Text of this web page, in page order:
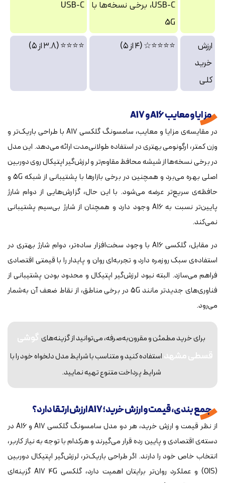
USB-C، برخی نسخه‌ها با
5G
USB-C
ارزش
خرید
کلی
⭐⭐⭐⭐☆ (۴ از ۵) ⭐⭐⭐⭐ (۳.۸ از ۵)
مزایا و معایب A16 و A17
در مقایسه‌ی مزایا و معایب، سامسونگ گلکسی A17 با طراحی باریک‌تر و
وزن کمتر، ارگونومی بهتری در استفاده طولانی‌مدت ارائه می‌دهد. این مدل
در برخی نسخه‌ها از شیشه محافظ مقاوم‌تر و لرزش‌گیر اپتیکال روی دوربین
اصلی بهره می‌برد و همچنین در برخی بازارها با پشتیبانی از شبکه 5G و
حافظه‌ی سریع‌تر عرضه می‌شود. با این حال، گزارش‌هایی از دوام شارژ
پایین‌تر نسبت به A16 وجود دارد و همچنان از شارژ بی‌سیم پشتیبانی
نمی‌کند.
در مقابل، گلکسی A16 با وجود سخت‌افزار ساده‌تر، دوام شارژ بهتری در
استفاده‌ی سبک روزمره دارد و تجربه‌ای روان و پایدار را با قیمتی اقتصادی
فراهم می‌سازد. البته نبود لرزش‌گیر اپتیکال و محدود بودن پشتیبانی از
فناوری‌های جدیدتر مانند 5G در برخی مناطق، از نقاط ضعف آن به‌شمار
می‌رود.
برای خرید مطمئن و مقرون‌به‌صرفه، می‌توانید از گزینه‌های گوشی
قسطی مشهد استفاده کنید و متناسب با شرایط مدل دلخواه خود را با
شرایط پرداخت متنوع تهیه نمایید.
جمع بندی، قیمت و ارزش خرید؛ A17 ارزش ارتقا دارد؟
از نظر قیمت و ارزش خرید، هر دو مدل سامسونگ گلکسی A17 و A16 در
دسته‌ی اقتصادی و پایین رده قرار می‌گیرند و هرکدام با توجه به نیاز کاربر،
انتخاب خاص خود را دارند. اگر طراحی باریک‌تر، لرزش‌گیر اپتیکال دوربین
(OIS) و عملکرد روان‌تر برایتان اهمیت دارد، گلکسی A17 4G گزینه‌ای